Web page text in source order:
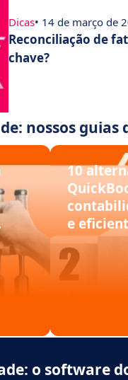
Dicas• 14 de março de
Reconciliação de
chave?
nossos guias
10
e
o software